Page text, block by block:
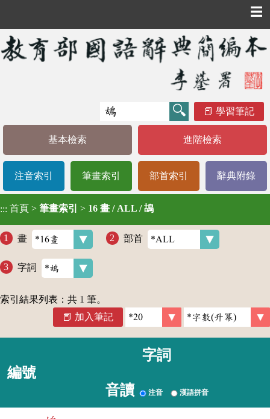
☰
學習筆記
基本檢索 進階檢索
注音索引 筆畫索引 部首索引 辭典附錄
::: 首頁 > 筆畫索引 > 16 畫 / ALL / 鴣
畫 部首
字詞
索引結果列表：共 1 筆。
加入筆記
編號
字詞
音讀 注音 漢語拼音